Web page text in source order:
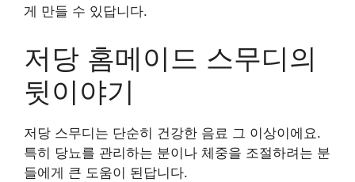
게 만들 수 있답니다.
저당 홈메이드 스무디의
뒷이야기
저당 스무디는 단순히 건강한 음료 그 이상이에요.
특히 당뇨를 관리하는 분이나 체중을 조절하려는 분
들에게 큰 도움이 된답니다.